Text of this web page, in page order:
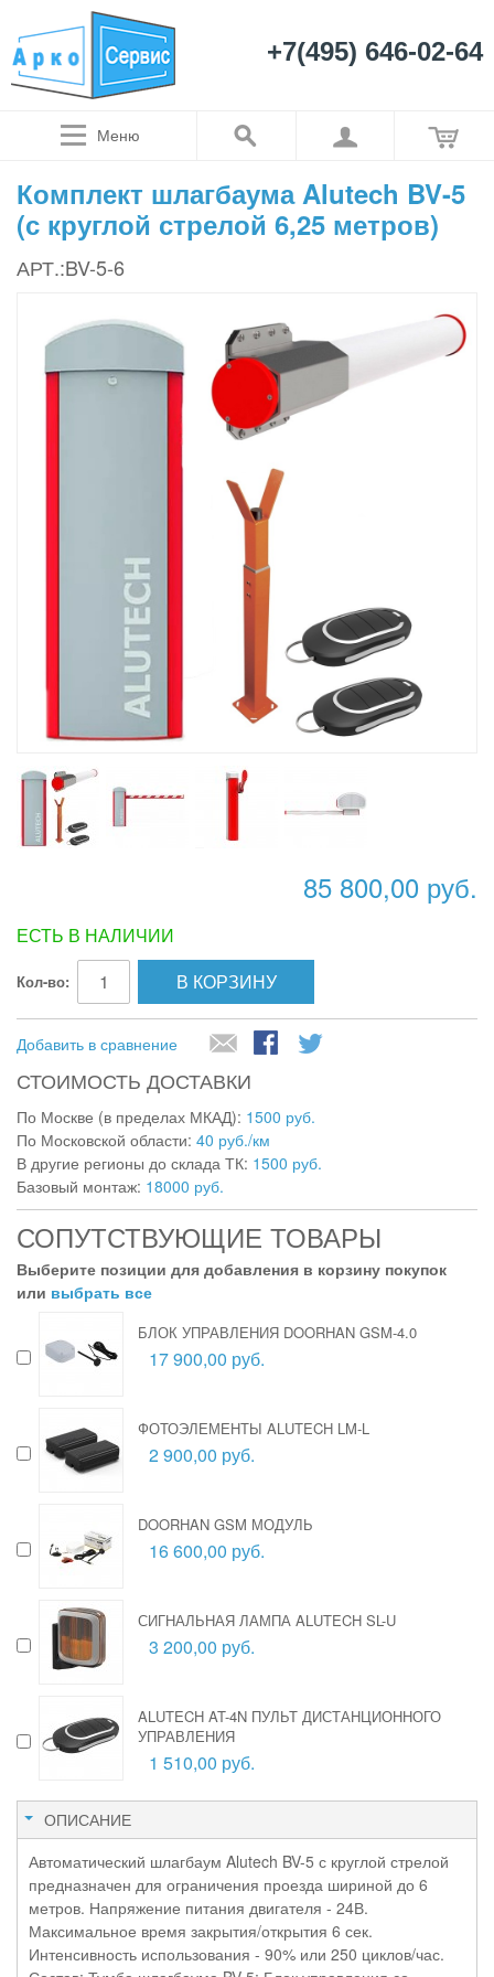
+7(495) 646-02-64
Меню
Комплект шлагбаума Alutech BV-5
(с круглой стрелой 6,25 метров)
АРТ.:BV-5-6
85 800,00 руб.
ЕСТЬ В НАЛИЧИИ
Кол-во: В КОРЗИНУ
Добавить в сравнение
СТОИМОСТЬ ДОСТАВКИ
По Москве (в пределах МКАД): 1500 руб.
По Московской области: 40 руб./км
В другие регионы до склада ТК: 1500 руб.
Базовый монтаж: 18000 руб.
СОПУТСТВУЮЩИЕ ТОВАРЫ
Выберите позиции для добавления в корзину покупок
или выбрать все
БЛОК УПРАВЛЕНИЯ DOORHAN GSM-4.0
17 900,00 руб.
ФОТОЭЛЕМЕНТЫ ALUTECH LM-L
2 900,00 руб.
DOORHAN GSM МОДУЛЬ
16 600,00 руб.
СИГНАЛЬНАЯ ЛАМПА ALUTECH SL-U
3 200,00 руб.
ALUTECH AT-4N ПУЛЬТ ДИСТАНЦИОННОГО
УПРАВЛЕНИЯ
1 510,00 руб.
ОПИСАНИЕ
Автоматический шлагбаум Alutech BV-5 с круглой стрелой
предназначен для ограничения проезда шириной до 6
метров. Напряжение питания двигателя - 24В.
Максимальное время закрытия/открытия 6 сек.
Интенсивность использования - 90% или 250 циклов/час.